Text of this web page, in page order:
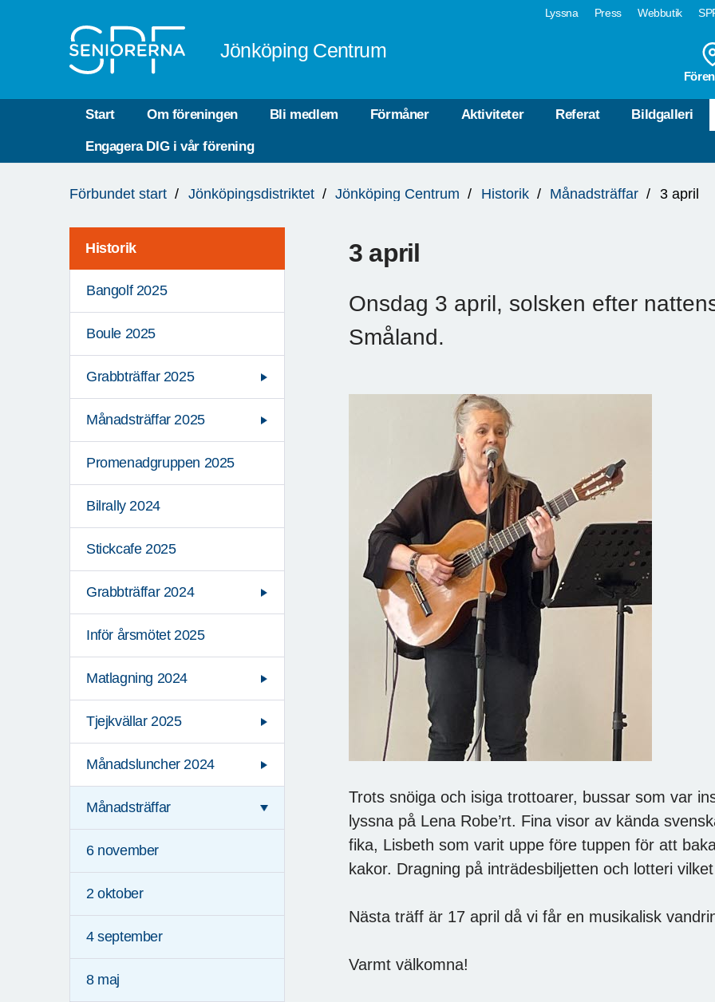
Lyssna Press Webbutik
Jönköping Centrum
Start Om föreningen Bli medlem Förmåner Aktiviteter Referat Bildgalleri
Engagera DIG i vår förening
är
Förbundet start Jönköpingsdistriktet Jönköping Centrum Historik Månadsträffar 3 april
Historik
Bangolf 2025
Boule 2025
Grabbträffar 2025
Månadsträffar 2025
Promenadgruppen 2025
Bilrally 2024
Stickcafe 2025
Grabbträffar 2024
Inför årsmötet 2025
Matlagning 2024
Tjejkvällar 2025
Månadsluncher 2024
Månadsträffar
6 november
2 oktober
4 september
8 maj
3 april
Onsdag 3 april, solsken efter
Småland.
Trots snöiga och isiga trottoarer, bussar som var
lyssna på Lena Robe’rt. Fina visor av kända
fika, Lisbeth som varit uppe före tuppen för att
kakor. Dragning på inträdesbiljetten och lotteri
Nästa träff är 17 april då vi får en musikalisk
Varmt välkomna!